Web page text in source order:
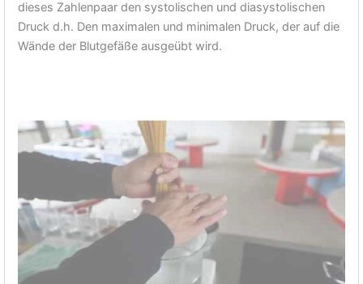
dieses Zahlenpaar den systolischen und diasystolischen
Druck d.h. Den maximalen und minimalen Druck, der auf die
Wände der Blutgefäße ausgeübt wird.